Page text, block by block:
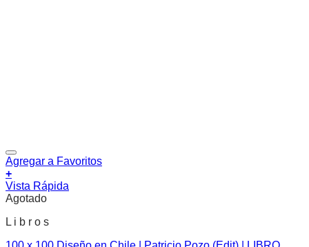
Agregar a Favoritos
+
Vista Rápida
Agotado
L i b r o s